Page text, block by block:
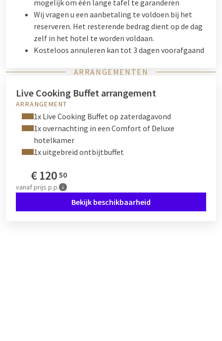
mogelijk om één lange tafel te garanderen
Wij vragen u een aanbetaling te voldoen bij het
reserveren. Het resterende bedrag dient op de dag
zelf in het hotel te worden voldaan.
Kosteloos annuleren kan tot 3 dagen voorafgaand
ARRANGEMENTEN
Live Cooking Buffet arrangement
ARRANGEMENT
1x Live Cooking Buffet op zaterdagavond
1x overnachting in een Comfort of Deluxe
hotelkamer
1x uitgebreid ontbijtbuffet
€120 50
vanafprijs p.p.
Bekijk beschikbaarheid